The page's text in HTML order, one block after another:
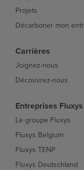
Projets
Décarboner mon
Carrières
Joignez-nous
Découvrez-nous
Entreprises Fluxys
Le groupe Fluxys
Fluxys Belgium
Fluxys TENP
Fluxys Deutschland